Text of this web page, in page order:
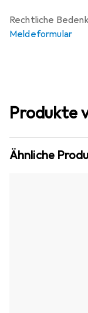
Rechtliche
Meldeformular
Produkte
Ähnliche